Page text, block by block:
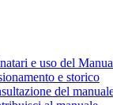
e uso del
e storico
del